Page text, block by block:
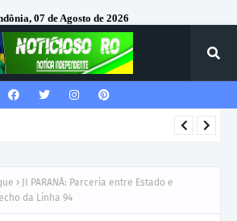
07 de Agosto de 2026
JI PARANÁ: Parceria entre Estado e
da Linha 94